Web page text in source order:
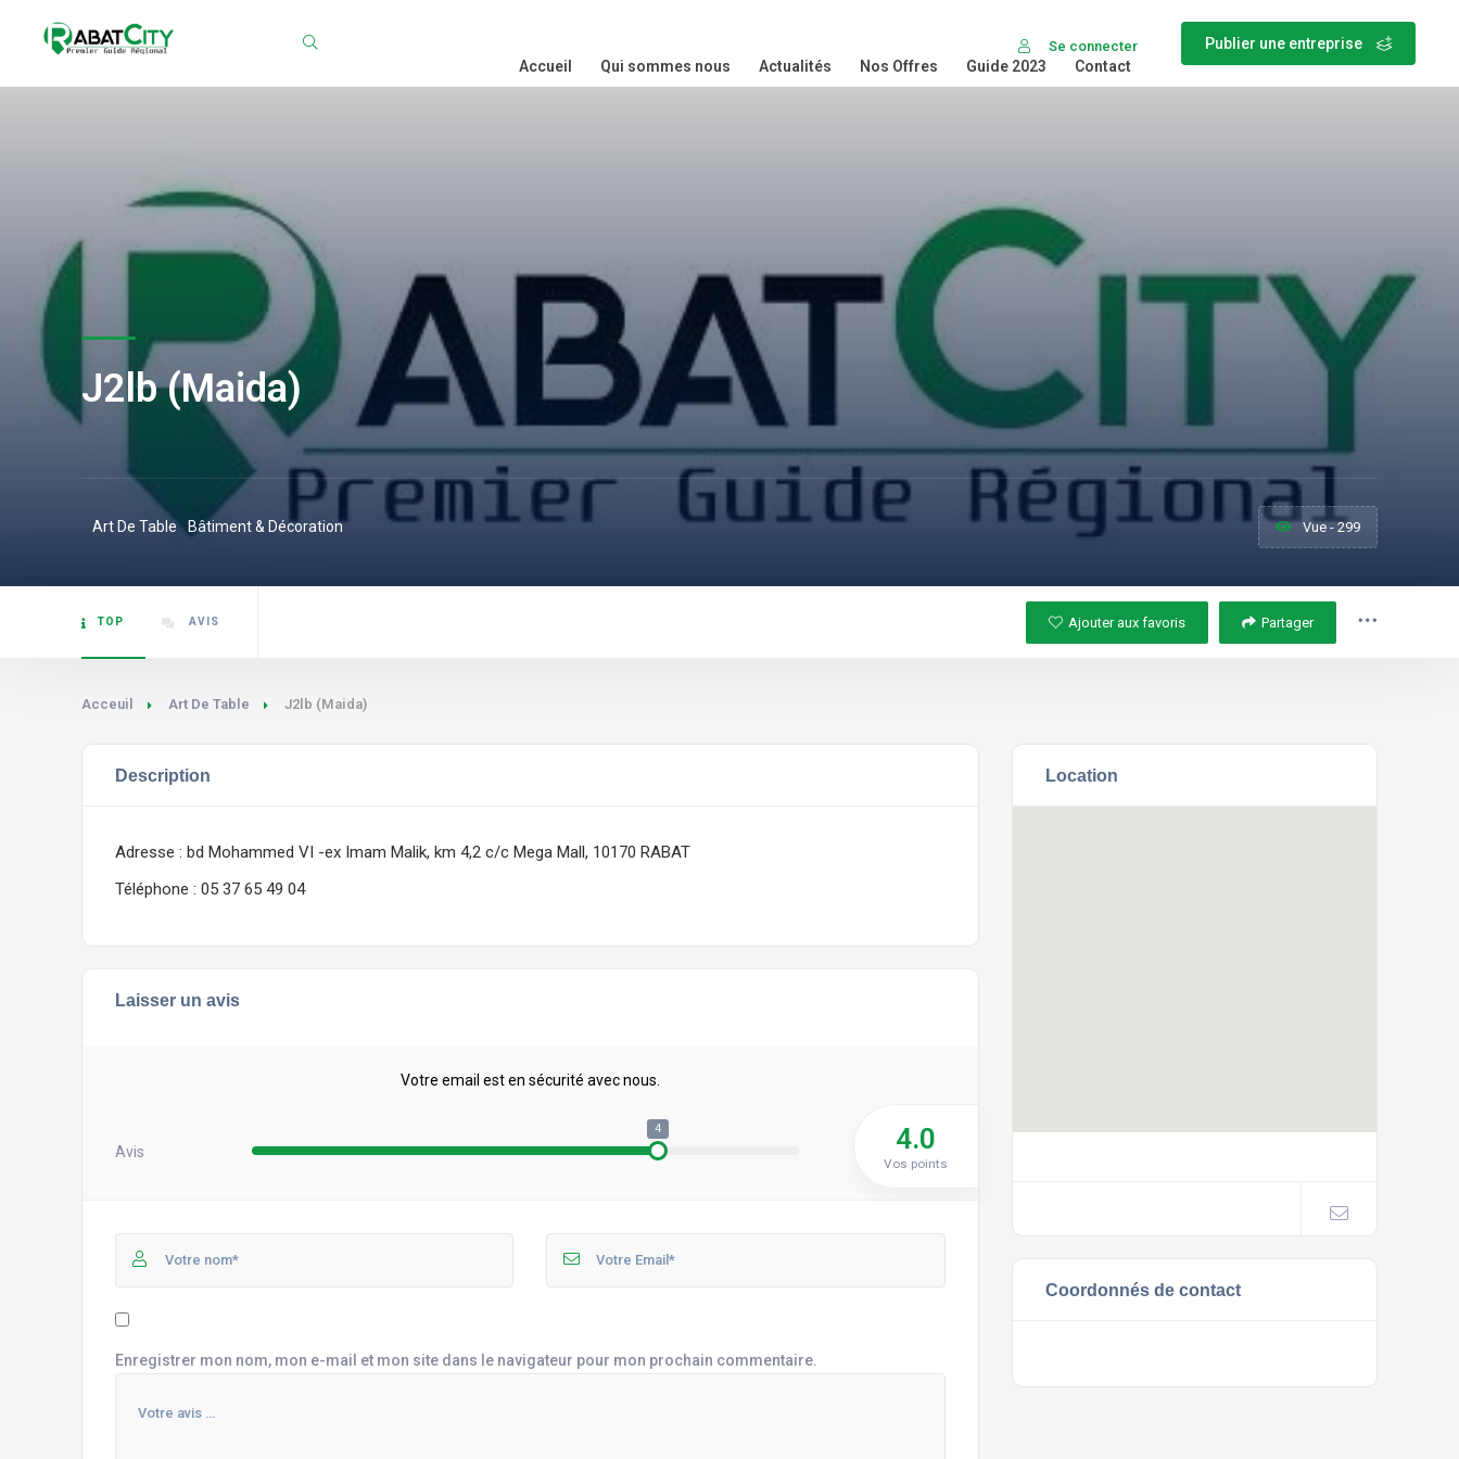
Publier une entreprise
Se connecter
Accueil Qui sommes nous Actualités Nos Offres Guide 2023 Contact
J2lb (Maida)
Art De Table Bâtiment & Décoration Vue - 299
TOP AVIS Ajouter aux favoris Partager
Acceuil Art De Table J2lb (Maida)
Description
Adresse : bd Mohammed VI -ex Imam Malik, km 4,2 c/c Mega Mall, 10170 RABAT
Téléphone : 05 37 65 49 04
Laisser un avis
Votre email est en sécurité avec nous.
Avis
4 4.0
Vos points
Enregistrer mon nom, mon e-mail et mon site dans le navigateur pour mon prochain commentaire.
Location
Coordonnés de contact